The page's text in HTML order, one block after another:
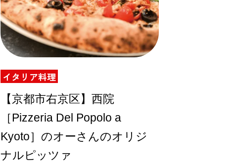
イタリア料理
【京都市右京区】西院
［Pizzeria Del Popolo a
Kyoto］のオーさんのオリジ
ナルピッツァ